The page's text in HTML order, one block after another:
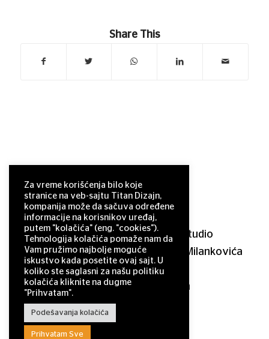
Share This
© 2011–2025 Titan Design studio
11 000 Belgrade, Serbia, Milutina Milankovića
120a
office@titandizajn.com
Za vreme korišćenja bilo koje
stranice na veb-sajtu Titan Dizajn,
kompanija može da sačuva određene
informacije na korisnikov uređaj,
putem "kolačića" (eng. "cookies").
Tehnologija kolačića pomaže nam da
Vam pružimo najbolje moguće
iskustvo kada posetite ovaj sajt. U
koliko ste saglasni za našu politiku
kolačića kliknite na dugme
"Prihvatam".
Podešavanja kolačića
Prihvatam Sve